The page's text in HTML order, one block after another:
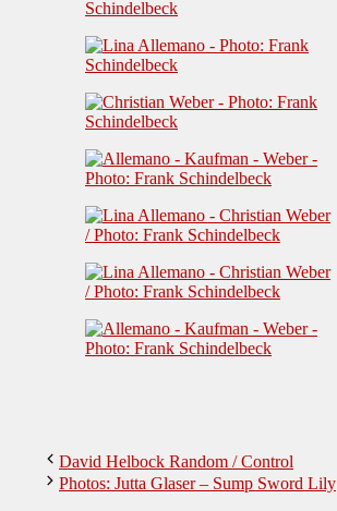
David Helbock Random / Control
Photos: Jutta Glaser – Sump Sword Lily